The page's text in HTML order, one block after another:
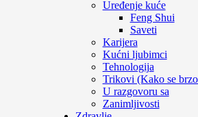
Uređenje kuće
Feng Shui
Saveti
Karijera
Kućni ljubimci
Tehnologija
Trikovi (Kako se
U razgovoru sa
Zanimljivosti